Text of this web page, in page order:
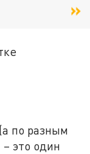
по разным
это один